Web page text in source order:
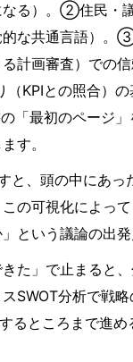
なる）。②住民・
的な共通言語）。
計画審査）での信
KPIとの照合）の
「最初のページ
す。
と、頭の中にあっ
の可視化によって
という議論の出発
きた」で止まると
SWOT分析で戦
るところまで進め